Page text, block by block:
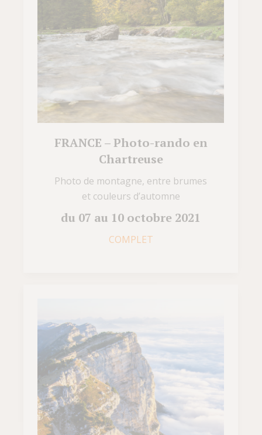
FRANCE – Photo-rando en
Chartreuse
Photo de montagne, entre brumes
et couleurs d’automne
du 07 au 10 octobre 2021
COMPLET